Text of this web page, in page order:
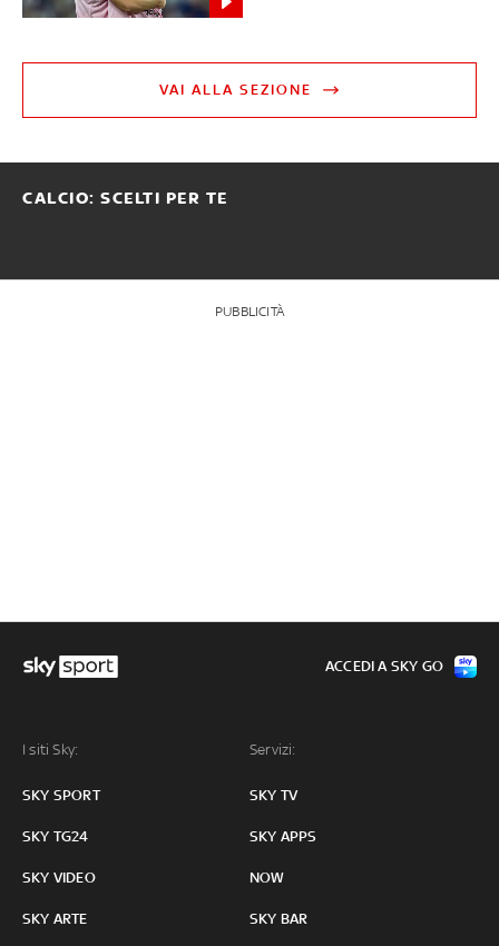
VAI ALLA SEZIONE
CALCIO: SCELTI PER TE
PUBBLICITÀ
I siti Sky:
SKY SPORT
SKY TG24
SKY VIDEO
SKY ARTE
Servizi:
SKY TV
SKY APPS
NOW
SKY BAR
ACCEDI A SKY GO